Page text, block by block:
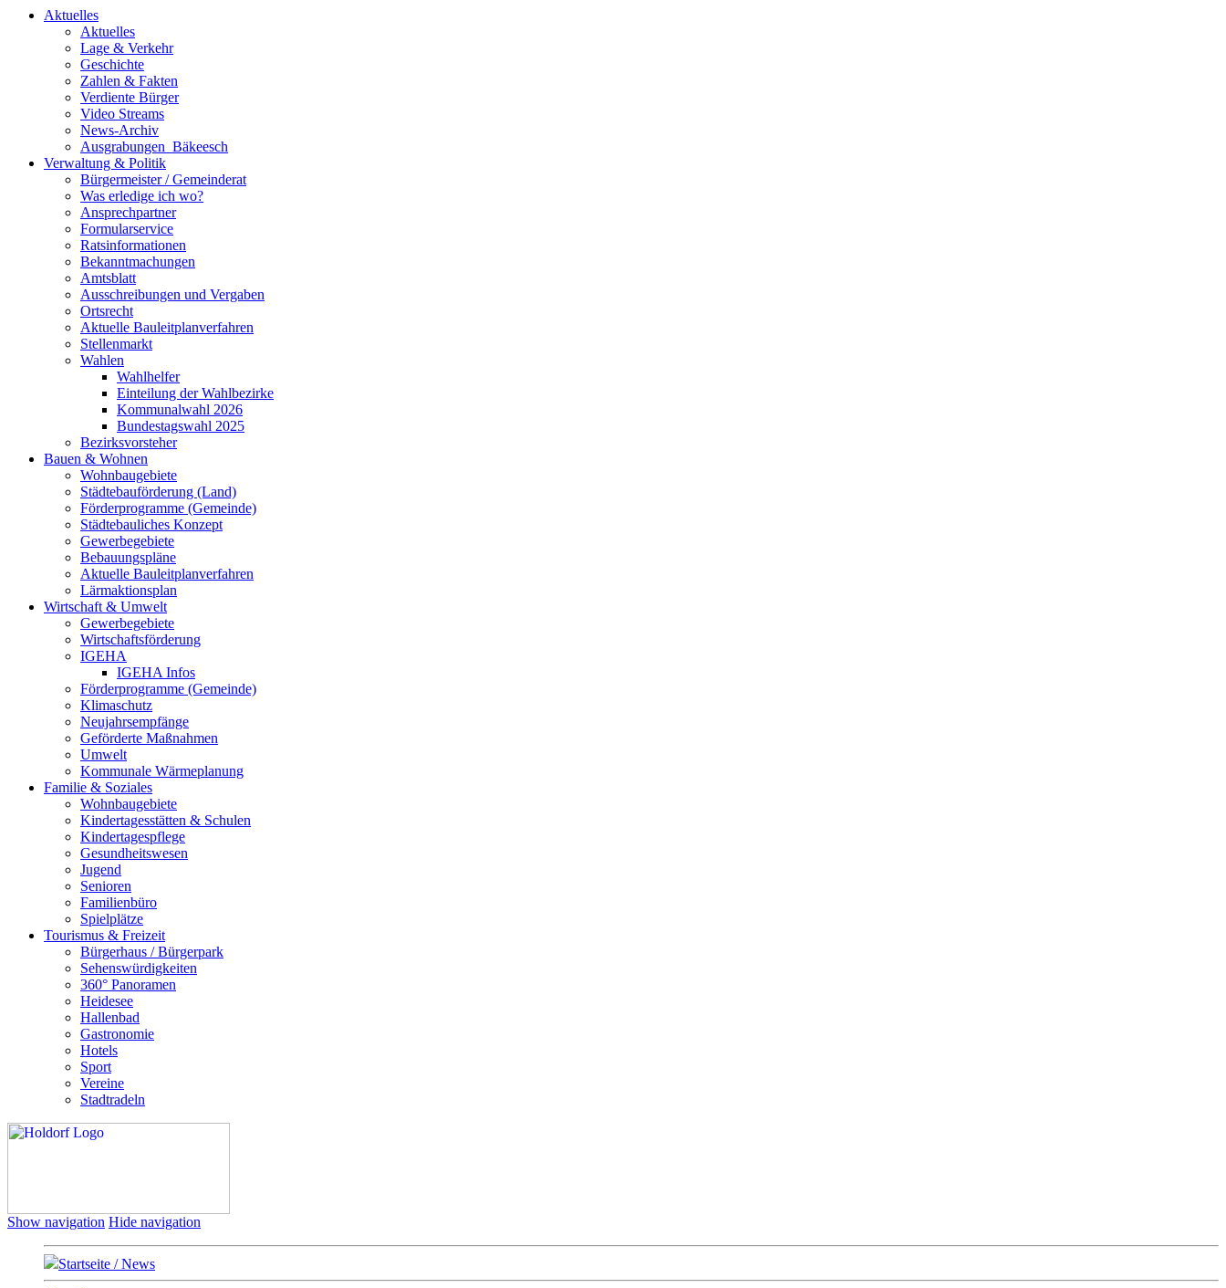
Aktuelles
Aktuelles
Lage & Verkehr
Geschichte
Zahlen & Fakten
Verdiente Bürger
Video Streams
News-Archiv
Ausgrabungen_Bäkeesch
Verwaltung & Politik
Bürgermeister / Gemeinderat
Was erledige ich wo?
Ansprechpartner
Formularservice
Ratsinformationen
Bekanntmachungen
Amtsblatt
Ausschreibungen und Vergaben
Ortsrecht
Aktuelle Bauleitplanverfahren
Stellenmarkt
Wahlen
Wahlhelfer
Einteilung der Wahlbezirke
Kommunalwahl 2026
Bundestagswahl 2025
Bezirksvorsteher
Bauen & Wohnen
Wohnbaugebiete
Städtebauförderung (Land)
Förderprogramme (Gemeinde)
Städtebauliches Konzept
Gewerbegebiete
Bebauungspläne
Aktuelle Bauleitplanverfahren
Lärmaktionsplan
Wirtschaft & Umwelt
Gewerbegebiete
Wirtschaftsförderung
IGEHA
IGEHA Infos
Förderprogramme (Gemeinde)
Klimaschutz
Neujahrsempfänge
Geförderte Maßnahmen
Umwelt
Kommunale Wärmeplanung
Familie & Soziales
Wohnbaugebiete
Kindertagesstätten & Schulen
Kindertagespflege
Gesundheitswesen
Jugend
Senioren
Familienbüro
Spielplätze
Tourismus & Freizeit
Bürgerhaus / Bürgerpark
Sehenswürdigkeiten
360° Panoramen
Heidesee
Hallenbad
Gastronomie
Hotels
Sport
Vereine
Stadtradeln
Show navigation Hide navigation
Startseite / News